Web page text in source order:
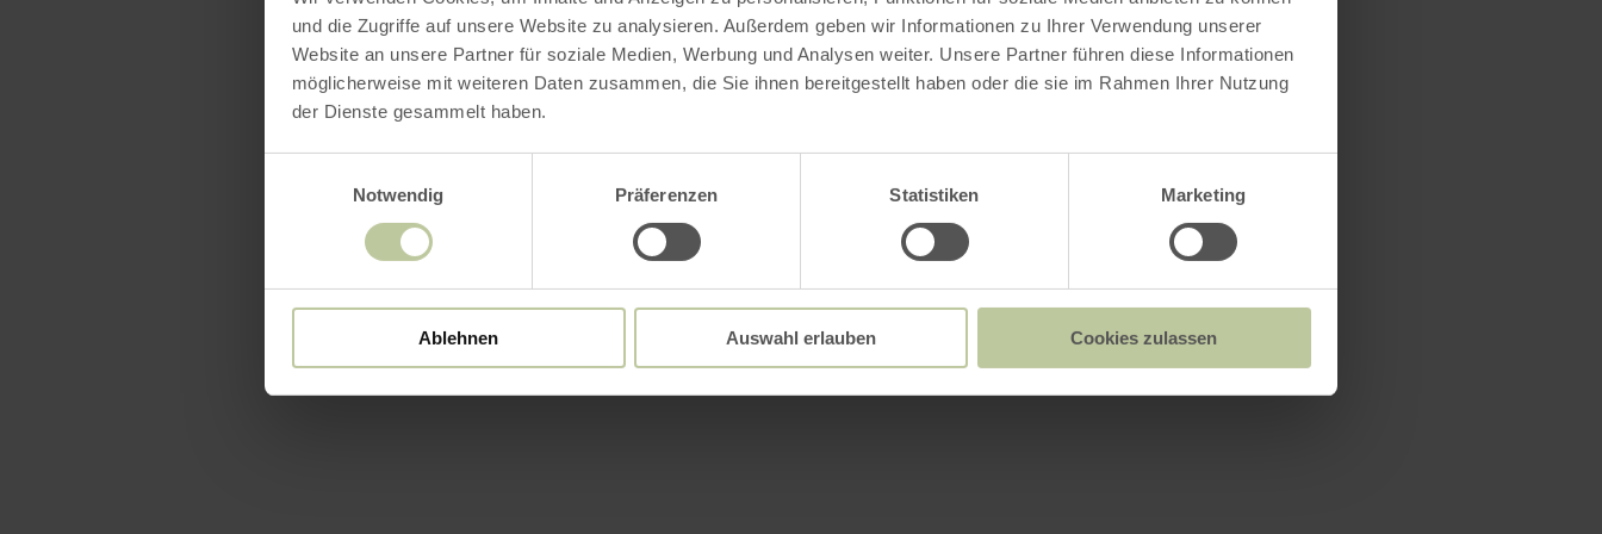
und die Zugriffe auf unsere Website zu analysieren. Außerdem geben wir Informationen zu Ihrer Verwendung unserer
Website an unsere Partner für soziale Medien, Werbung und Analysen weiter. Unsere Partner führen diese Informationen
möglicherweise mit weiteren Daten zusammen, die Sie ihnen bereitgestellt haben oder die sie im Rahmen Ihrer Nutzung
der Dienste gesammelt haben.
Notwendig
Präferenzen Statistiken Marketing
Ablehnen Auswahl erlauben Cookies zulassen